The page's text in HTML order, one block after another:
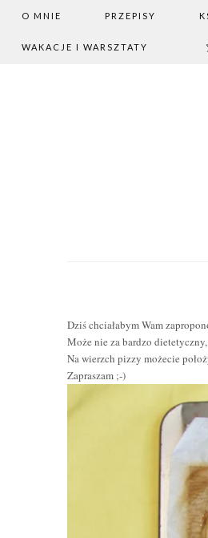
O MNIE PRZEPISY
WAKACJE I WARSZTATY
Dziś chciałabym Wam
Może nie za bardzo
Na wierzch pizzy możecie
Zapraszam ;-)